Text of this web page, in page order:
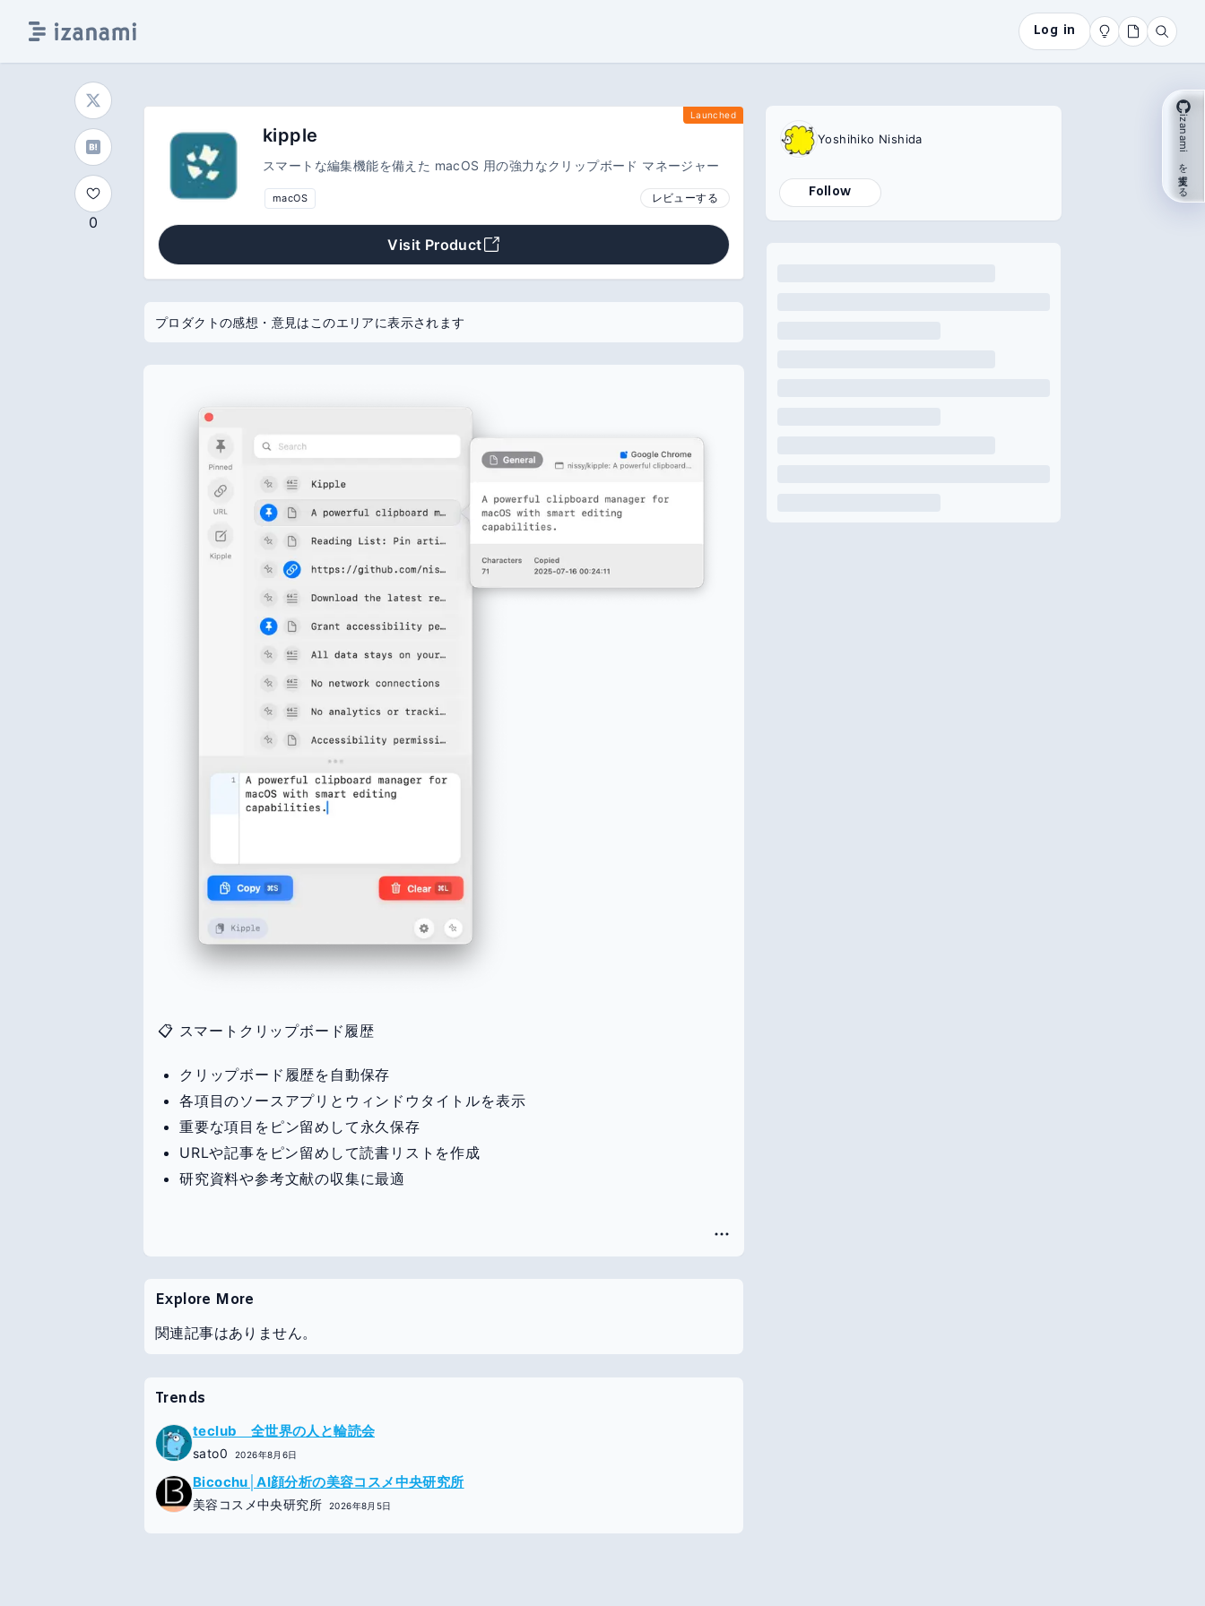
Log in
0
Launched
kipple
スマートな編集機能を備えた macOS 用の強力なクリップボード マネージャー
macOS レビューする
Visit Product
プロダクトの感想・意見はこのエリアに表示されます
📋 スマートクリップボード履歴
クリップボード履歴を自動保存
各項目のソースアプリとウィンドウタイトルを表示
重要な項目をピン留めして永久保存
URLや記事をピン留めして読書リストを作成
研究資料や参考文献の収集に最適
Explore More
関連記事はありません。
Trends
teclub 全世界の人と輪読会
sato0 2026年8月6日
Bicochu│AI顔分析の美容コスメ中央研究所
美容コスメ中央研究所 2026年8月5日
Yoshihiko Nishida
Follow izanami を支援する